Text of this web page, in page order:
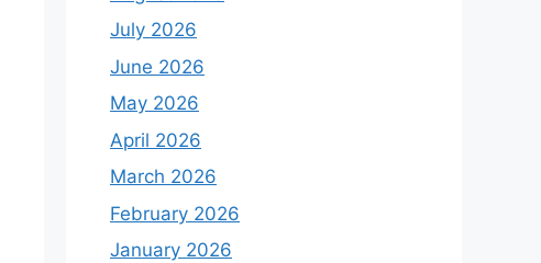
July 2026
June 2026
May 2026
April 2026
March 2026
February 2026
January 2026